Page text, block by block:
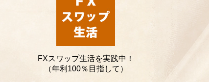
FXスワップ生活を実践中！
（年利100％目指して）